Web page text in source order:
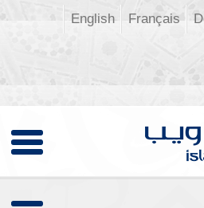
Français
English